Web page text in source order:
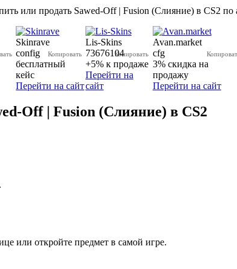
или продать Sawed-Off | Fusion (Слияние) в CS2
Skinrave
config
бесплатный
кейс
Перейти на сайт
Lis-Skins
73676104
+5% к продаже
Перейти на
сайт
Avan.market
cfg
3% скидка на
продажу
Перейти на сайт
Off | Fusion (Слияние) в CS2
или откройте предмет в самой игре.